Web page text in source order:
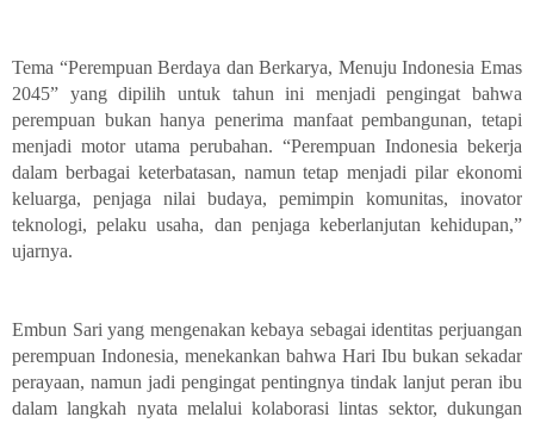
Tema “Perempuan Berdaya dan Berkarya, Menuju Indonesia Emas
2045” yang dipilih untuk tahun ini menjadi pengingat bahwa
perempuan bukan hanya penerima manfaat pembangunan, tetapi
menjadi motor utama perubahan. “Perempuan Indonesia bekerja
dalam berbagai keterbatasan, namun tetap menjadi pilar ekonomi
keluarga, penjaga nilai budaya, pemimpin komunitas, inovator
teknologi, pelaku usaha, dan penjaga keberlanjutan kehidupan,”
ujarnya.
Embun Sari yang mengenakan kebaya sebagai identitas perjuangan
perempuan Indonesia, menekankan bahwa Hari Ibu bukan sekadar
perayaan, namun jadi pengingat pentingnya tindak lanjut peran ibu
dalam langkah nyata melalui kolaborasi lintas sektor, dukungan